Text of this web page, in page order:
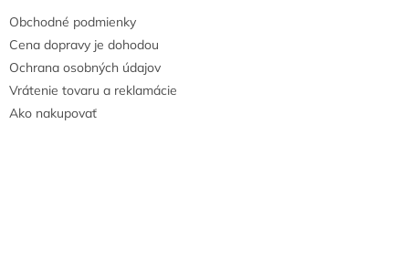
Obchodné podmienky
Cena dopravy je dohodou
Ochrana osobných údajov
Vrátenie tovaru a reklamácie
Ako nakupovať